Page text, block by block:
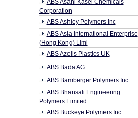
ABS Asahi Kasei Chemicals
Corporation
ABS Ashley Polymers Inc
ABS Asia International Enterprise
(Hong Kong) Limi
ABS Azelis Plastics UK
ABS Bada AG
ABS Bamberger Polymers Inc
ABS Bhansali Engineering
Polymers Limited
ABS Buckeye Polymers Inc